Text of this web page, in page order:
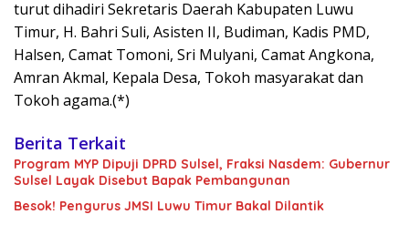
turut dihadiri Sekretaris Daerah Kabupaten Luwu
Timur, H. Bahri Suli, Asisten II, Budiman, Kadis PMD,
Halsen, Camat Tomoni, Sri Mulyani, Camat Angkona,
Amran Akmal, Kepala Desa, Tokoh masyarakat dan
Tokoh agama.(*)
Berita Terkait
Program MYP Dipuji DPRD Sulsel, Fraksi Nasdem: Gubernur
Sulsel Layak Disebut Bapak Pembangunan
Besok! Pengurus JMSI Luwu Timur Bakal Dilantik